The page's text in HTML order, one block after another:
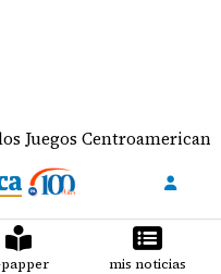
Centroamericanos y
mis noticias